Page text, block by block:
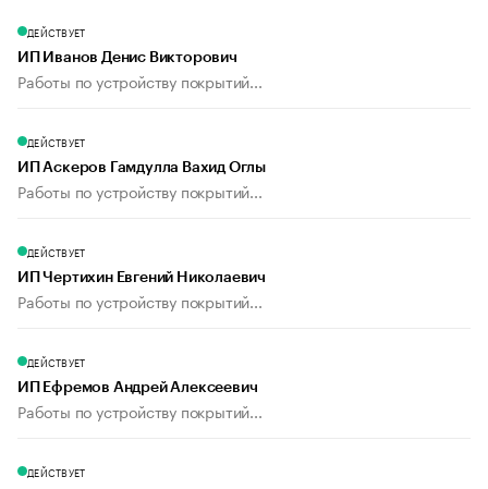
ДЕЙСТВУЕТ
ИП Иванов Денис Викторович
Работы по устройству покрытий...
ДЕЙСТВУЕТ
ИП Аскеров Гамдулла Вахид Оглы
Работы по устройству покрытий...
ДЕЙСТВУЕТ
ИП Чертихин Евгений Николаевич
Работы по устройству покрытий...
ДЕЙСТВУЕТ
ИП Ефремов Андрей Алексеевич
Работы по устройству покрытий...
ДЕЙСТВУЕТ